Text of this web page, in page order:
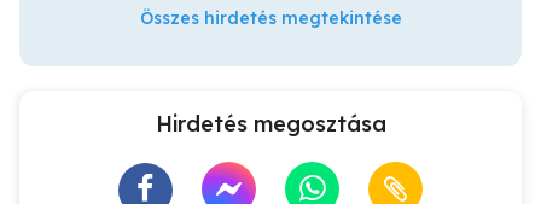
Összes hirdetés megtekintése
Hirdetés megosztása